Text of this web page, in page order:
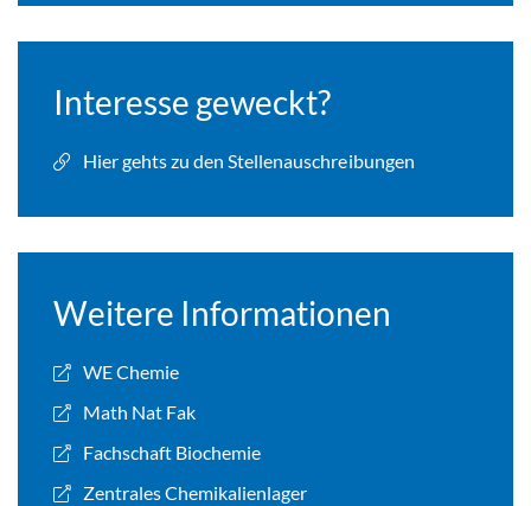
Interesse geweckt?
Hier gehts zu den Stellenauschreibungen
Weitere Informationen
WE Chemie
Math Nat Fak
Fachschaft Biochemie
Zentrales Chemikalienlager